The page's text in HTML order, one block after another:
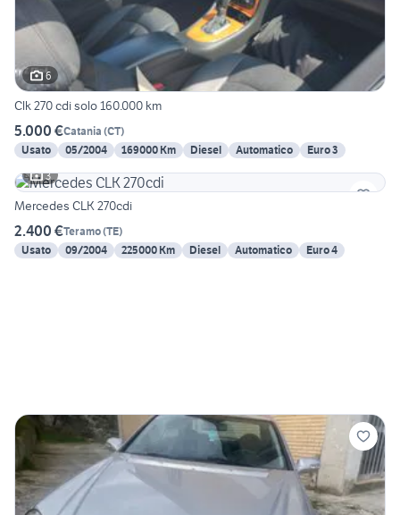
6
Clk 270 cdi solo 160.000 km
5.000 €Catania (CT)
Usato
05/2004 169000 Km Diesel Automatico
Euro 3
3
Mercedes CLK 270cdi
2.400 €Teramo(TE)
Usato
09/2004 225000 Km Diesel Automatico Euro 4